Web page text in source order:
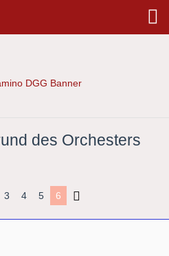
des Orchesters
3 4 5 6